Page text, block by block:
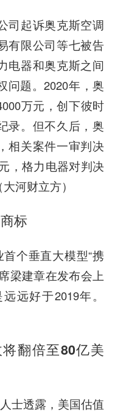
司起诉奥克斯空调
有限公司等七被告
电器和奥克斯之间
问题。2020年，奥
万元，创下彼时
录。但不久后，奥
相关案件一审判决
，格力电器对判决
河财立方）
标
个垂直大模型“携
梁建章在发布会上
远好于2019年。
翻倍至80亿美
士透露，美国估值